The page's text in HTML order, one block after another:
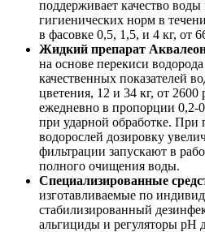
поддерживает качество
гигиенических норм в
в фасовке 0,5, 1,5, и 4 кг, от
Жидкий препарат
на основе перекиси
качественных показателей
цветения, 12 и 34 кг, от 2600
ежедневно в пропорции 0,2-
при ударной обработке.
водорослей дозировку
фильтрации запускают в
полного очищения воды.
Специализированные
изготавливаемые по
стабилизированный
альгициды и регуляторы рН